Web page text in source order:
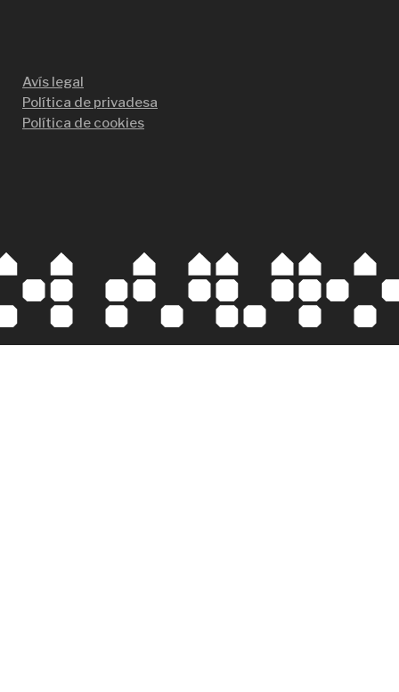
Avís legal
Política de privadesa
Política de cookies